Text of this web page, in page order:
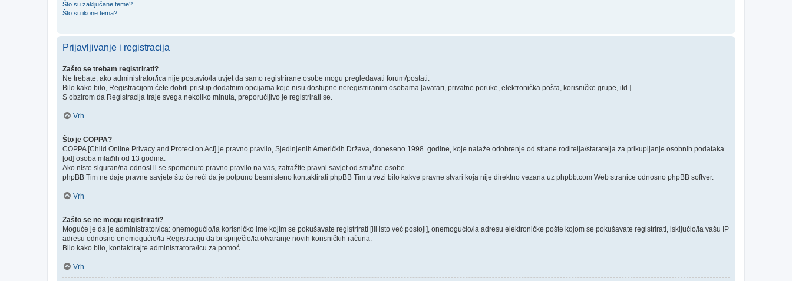
Što su zaključane teme?
Što su ikone tema?
Prijavljivanje i registracija
Zašto se trebam registrirati?
Ne trebate, ako administrator/ica nije postavio/la uvjet da samo registrirane osobe mogu pregledavati forum/postati.
Bilo kako bilo, Registracijom ćete dobiti pristup dodatnim opcijama koje nisu dostupne neregistriranim osobama [avatari, privatne poruke, elektronička pošta, korisničke grupe, itd.].
S obzirom da Registracija traje svega nekoliko minuta, preporučljivo je registrirati se.
Vrh
Što je COPPA?
COPPA [Child Online Privacy and Protection Act] je pravno pravilo, Sjedinjenih Američkih Država, doneseno 1998. godine, koje nalaže odobrenje od strane roditelja/staratelja za prikupljanje osobnih podataka
[od] osoba mlađih od 13 godina.
Ako niste siguran/na odnosi li se spomenuto pravno pravilo na vas, zatražite pravni savjet od stručne osobe.
phpBB Tim ne daje pravne savjete što će reći da je potpuno besmisleno kontaktirati phpBB Tim u vezi bilo kakve pravne stvari koja nije direktno vezana uz phpbb.com Web stranice odnosno phpBB softver.
Vrh
Zašto se ne mogu registrirati?
Moguće je da je administrator/ica: onemogućio/la korisničko ime kojim se pokušavate registrirati [ili isto već postoji], onemogućio/la adresu elektroničke pošte kojom se pokušavate registrirati, isključio/la vašu IP
adresu odnosno onemogućio/la Registraciju da bi spriječio/la otvaranje novih korisničkih računa.
Bilo kako bilo, kontaktirajte administratora/icu za pomoć.
Vrh